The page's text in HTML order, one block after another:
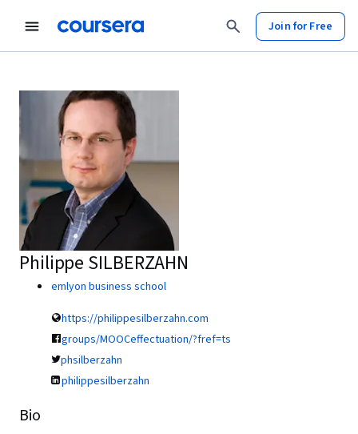
Join for Free
Philippe SILBERZAHN
emlyon business school
https://philippesilberzahn.com
groups/MOOCeffectuation/?fref=ts
phsilberzahn
philippesilberzahn
Bio